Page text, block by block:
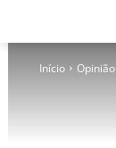
Início Opinião